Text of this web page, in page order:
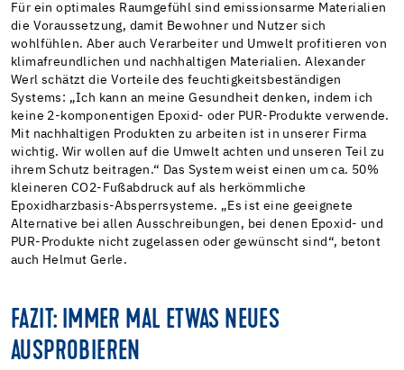
Für ein optimales Raumgefühl sind emissionsarme Materialien
die Voraussetzung, damit Bewohner und Nutzer sich
wohlfühlen. Aber auch Verarbeiter und Umwelt profitieren von
klimafreundlichen und nachhaltigen Materialien. Alexander
Werl schätzt die Vorteile des feuchtigkeitsbeständigen
Systems: „Ich kann an meine Gesundheit denken, indem ich
keine 2-komponentigen Epoxid- oder PUR-Produkte verwende.
Mit nachhaltigen Produkten zu arbeiten ist in unserer Firma
wichtig. Wir wollen auf die Umwelt achten und unseren Teil zu
ihrem Schutz beitragen.“ Das System weist einen um ca. 50%
kleineren CO2-Fußabdruck auf als herkömmliche
Epoxidharzbasis-Absperrsysteme. „Es ist eine geeignete
Alternative bei allen Ausschreibungen, bei denen Epoxid- und
PUR-Produkte nicht zugelassen oder gewünscht sind“, betont
auch Helmut Gerle.
FAZIT: IMMER MAL ETWAS NEUES
AUSPROBIEREN